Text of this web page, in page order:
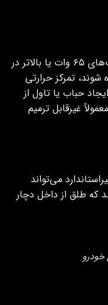
در شرایط شدیدتر، به‌ویژه زمانی که لامپ‌های ۶۵ وات یا بالاتر در
وات استفاده شوند، تمرکز حرارتی
حباب یا تاول از
غیرقابل ترمیم
می‌تواند
که طلق از داخل دچار